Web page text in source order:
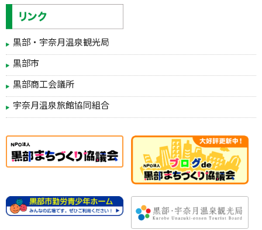
黒部・宇奈月温泉観光局
黒部市
黒部商工会議所
宇奈月温泉旅館協同組合